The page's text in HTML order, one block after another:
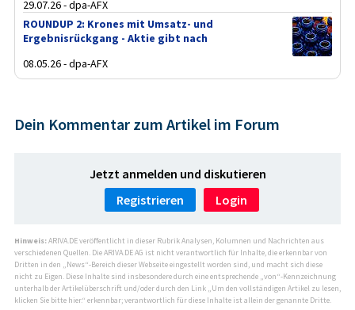
29.07.26 - dpa-AFX
ROUNDUP 2: Krones mit Umsatz- und
Ergebnisrückgang - Aktie gibt nach
08.05.26 - dpa-AFX
Dein Kommentar zum Artikel im Forum
Jetzt anmelden und diskutieren
Registrieren
Login
Hinweis:ARIVA.DE veröffentlicht in dieser Rubrik Analysen, Kolumnen und Nachrichten aus
verschiedenen Quellen. Die ARIVA.DE AG ist nicht verantwortlich für Inhalte, die erkennbar von
Dritten in den „News“-Bereich dieser Webseite eingestellt worden sind, und macht sich diese
nicht zu Eigen. Diese Inhalte sind insbesondere durch eine entsprechende „von“-Kennzeichnung
unterhalb der Artikelüberschrift und/oder durch den Link „Um den vollständigen Artikel zu lesen,
klicken Sie bitte hier.“ erkennbar; verantwortlich für diese Inhalte ist allein der genannte Dritte.